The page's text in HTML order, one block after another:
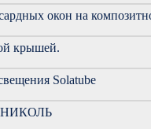
окон на
крышей.
Solatube